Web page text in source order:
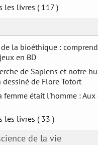
les livres ( 117 )
la bioéthique :
en BD
de Sapiens et notre
dessiné de Flore Totort
femme était l'homme :
les livres ( 33 )
de la vie